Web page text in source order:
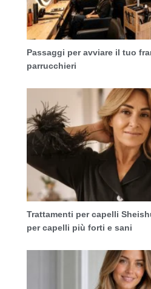
Passaggi per avviare il tuo
parrucchieri
Trattamenti per capelli
per capelli più forti e sani